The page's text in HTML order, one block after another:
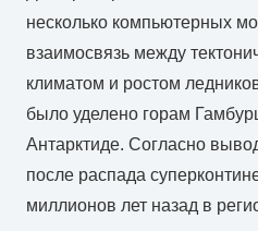
несколько компьютерных
взаимосвязь между
климатом и ростом
было уделено горам
Антарктиде. Согласно
после распада
миллионов лет назад в